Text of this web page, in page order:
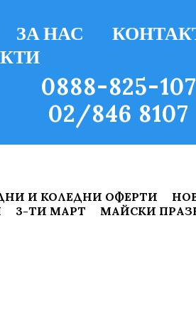
ЗА НАС
0888-825-107
02/846 8107
И КОЛЕДНИ ОФЕРТИ
3-ТИ МАРТ МАЙСКИ